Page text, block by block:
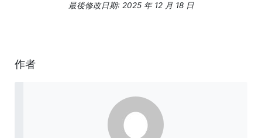
最後修改日期: 2025 年 12 月 18 日
作者